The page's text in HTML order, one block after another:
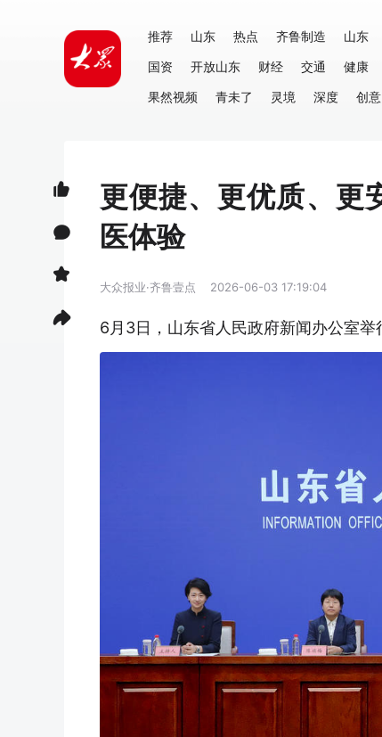
推荐 山东 热点 齐鲁制造 山东
国资
开放山东 财经 交通 健康
果然视频
青未了 灵境 深度 创意
更便捷、更优质、更
医体验
大众报业·齐鲁壹点 2026-06-03 17:19:04
6月3日，山东省人民政府新闻办公室举